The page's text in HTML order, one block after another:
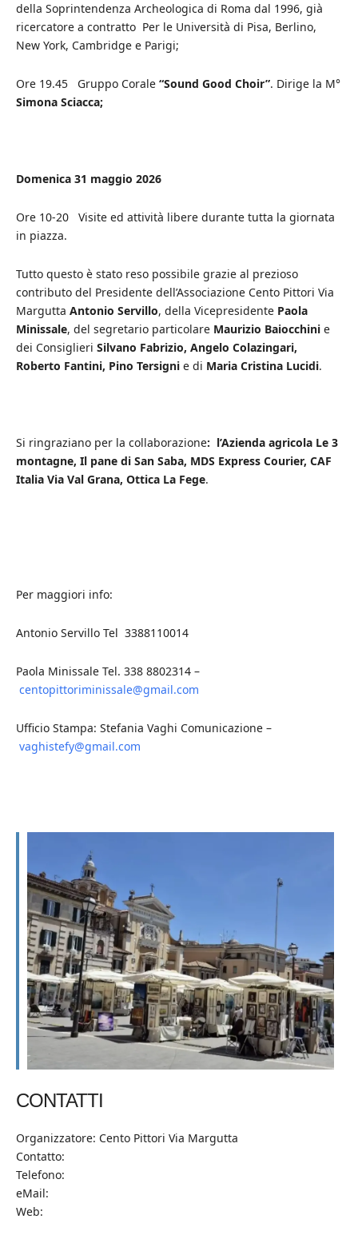
della Soprintendenza Archeologica di Roma dal 1996, già
ricercatore a contratto Per le Università di Pisa, Berlino,
New York, Cambridge e Parigi;
Ore 19.45 Gruppo Corale “Sound Good Choir”. Dirige la M°
Simona Sciacca;
Domenica 31 maggio 2026
Ore 10-20 Visite ed attività libere durante tutta la giornata
in piazza.
Tutto questo è stato reso possibile grazie al prezioso
contributo del Presidente dell’Associazione Cento Pittori Via
Margutta Antonio Servillo, della Vicepresidente Paola
Minissale, del segretario particolare Maurizio Baiocchini e
dei Consiglieri Silvano Fabrizio, Angelo Colazingari,
Roberto Fantini, Pino Tersigni e di Maria Cristina Lucidi.
Si ringraziano per la collaborazione: l’Azienda agricola Le 3
montagne, Il pane di San Saba, MDS Express Courier, CAF
Italia Via Val Grana, Ottica La Fege.
Per maggiori info:
Antonio Servillo Tel 3388110014
Paola Minissale Tel. 338 8802314 –
centopittoriminissale@gmail.com
Ufficio Stampa: Stefania Vaghi Comunicazione –
vaghistefy@gmail.com
CONTATTI
Organizzatore: Cento Pittori Via Margutta
Contatto:
Telefono:
eMail:
Web: